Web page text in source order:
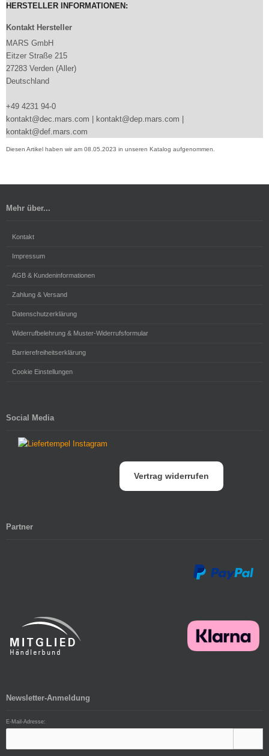
HERSTELLER INFORMATIONEN:
Kontakt Hersteller
MARS GmbH
Eitzer Straße 215
27283 Verden (Aller)
Deutschland
+49 4231 94-0
kontakt@dec.mars.com | kontakt@dep.mars.com |
kontakt@def.mars.com
Diesen Artikel haben wir am 08.05.2023 in unseren Katalog aufgenommen.
Mehr über...
Kontakt
Impressum
AGB & Kundeninformationen
Zahlung & Versand
Datenschutzerklärung
Widerrufbelehrung & Muster-Widerrufsformular
Barrierefreiheitserklärung
Cookie Einstellungen
Social Media
Vertrag widerrufen
Partner
Newsletter-Anmeldung
E-Mail-Adresse: